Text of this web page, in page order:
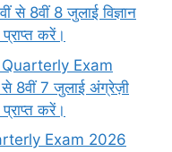
से 8वीं 8 जुलाई विज्ञान
करें।
Exam
8वीं 7 जुलाई अंग्रेज़ी
करें।
Exam 2026